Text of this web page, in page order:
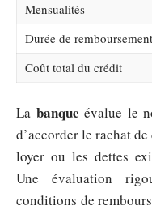
Mensualités
Durée de remboursement
Coût total du crédit
La banque évalue le
d’accorder le rachat
loyer ou les dettes
Une évaluation
conditions de